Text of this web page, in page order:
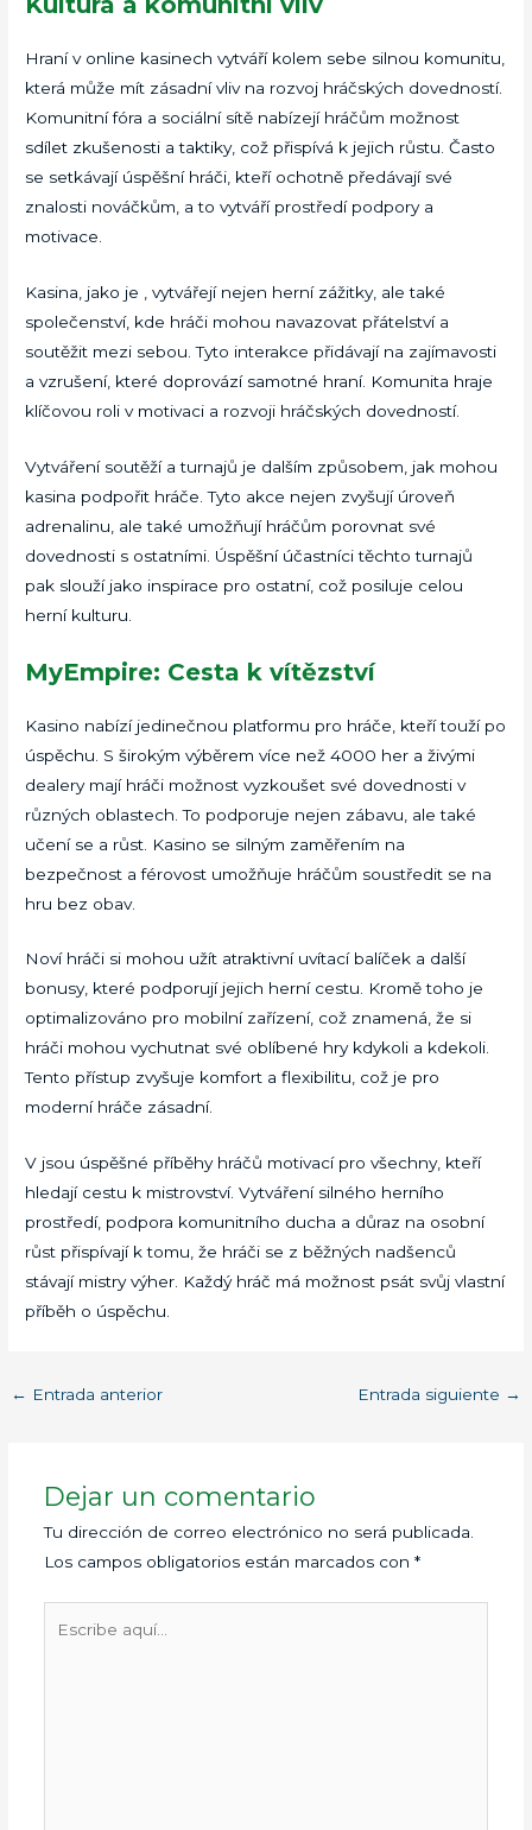
Hraní v online kasinech vytváří kolem sebe silnou komunitu,
která může mít zásadní vliv na rozvoj hráčských dovedností.
Komunitní fóra a sociální sítě nabízejí hráčům možnost
sdílet zkušenosti a taktiky, což přispívá k jejich růstu. Často
se setkávají úspěšní hráči, kteří ochotně předávají své
znalosti nováčkům, a to vytváří prostředí podpory a
motivace.
Kasina, jako je , vytvářejí nejen herní zážitky, ale také
společenství, kde hráči mohou navazovat přátelství a
soutěžit mezi sebou. Tyto interakce přidávají na zajímavosti
a vzrušení, které doprovází samotné hraní. Komunita hraje
klíčovou roli v motivaci a rozvoji hráčských dovedností.
Vytváření soutěží a turnajů je dalším způsobem, jak mohou
kasina podpořit hráče. Tyto akce nejen zvyšují úroveň
adrenalinu, ale také umožňují hráčům porovnat své
dovednosti s ostatními. Úspěšní účastníci těchto turnajů
pak slouží jako inspirace pro ostatní, což posiluje celou
herní kulturu.
MyEmpire: Cesta k vítězství
Kasino nabízí jedinečnou platformu pro hráče, kteří touží po
úspěchu. S širokým výběrem více než 4000 her a živými
dealery mají hráči možnost vyzkoušet své dovednosti v
různých oblastech. To podporuje nejen zábavu, ale také
učení se a růst. Kasino se silným zaměřením na
bezpečnost a férovost umožňuje hráčům soustředit se na
hru bez obav.
Noví hráči si mohou užít atraktivní uvítací balíček a další
bonusy, které podporují jejich herní cestu. Kromě toho je
optimalizováno pro mobilní zařízení, což znamená, že si
hráči mohou vychutnat své oblíbené hry kdykoli a kdekoli.
Tento přístup zvyšuje komfort a flexibilitu, což je pro
moderní hráče zásadní.
V jsou úspěšné příběhy hráčů motivací pro všechny, kteří
hledají cestu k mistrovství. Vytváření silného herního
prostředí, podpora komunitního ducha a důraz na osobní
růst přispívají k tomu, že hráči se z běžných nadšenců
stávají mistry výher. Každý hráč má možnost psát svůj vlastní
příběh o úspěchu.
← Entrada anterior Entrada siguiente →
Dejar un comentario
Tu dirección de correo electrónico no será publicada.
Los campos obligatorios están marcados con *